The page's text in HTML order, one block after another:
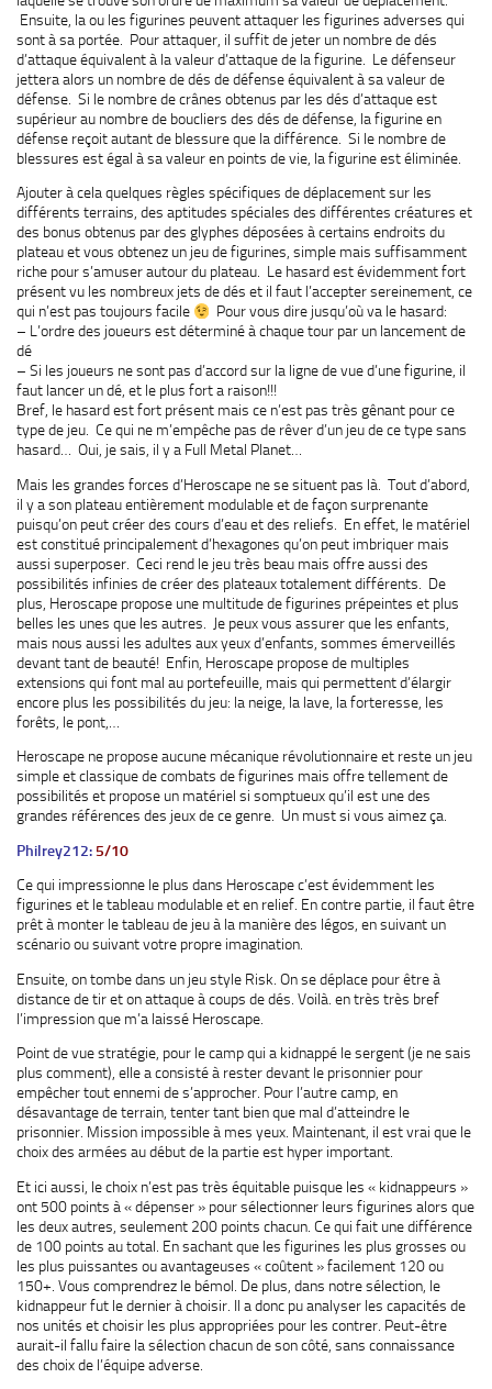
Ensuite, la ou les figurines peuvent attaquer les figurines adverses qui
sont à sa portée. Pour attaquer, il suffit de jeter un nombre de dés
d’attaque équivalent à la valeur d’attaque de la figurine. Le défenseur
jettera alors un nombre de dés de défense équivalent à sa valeur de
défense. Si le nombre de crânes obtenus par les dés d’attaque est
supérieur au nombre de boucliers des dés de défense, la figurine en
défense reçoit autant de blessure que la différence. Si le nombre de
blessures est égal à sa valeur en points de vie, la figurine est éliminée.
Ajouter à cela quelques règles spécifiques de déplacement sur les
différents terrains, des aptitudes spéciales des différentes créatures et
des bonus obtenus par des glyphes déposées à certains endroits du
plateau et vous obtenez un jeu de figurines, simple mais suffisamment
riche pour s’amuser autour du plateau. Le hasard est évidemment fort
présent vu les nombreux jets de dés et il faut l’accepter sereinement, ce
qui n’est pas toujours facile
Pour vous dire jusqu’où va le hasard:
– L’ordre des joueurs est déterminé à chaque tour par un lancement de
dé
– Si les joueurs ne sont pas d’accord sur la ligne de vue d’une figurine, il
faut lancer un dé, et le plus fort a raison!!!
Bref, le hasard est fort présent mais ce n’est pas très gênant pour ce
type de jeu. Ce qui ne m’empêche pas de rêver d’un jeu de ce type sans
hasard… Oui, je sais, il y a Full Metal Planet…
Mais les grandes forces d’Heroscape ne se situent pas là. Tout d’abord,
il y a son plateau entièrement modulable et de façon surprenante
puisqu’on peut créer des cours d’eau et des reliefs. En effet, le matériel
est constitué principalement d’hexagones qu’on peut imbriquer mais
aussi superposer. Ceci rend le jeu très beau mais offre aussi des
possibilités infinies de créer des plateaux totalement différents. De
plus, Heroscape propose une multitude de figurines prépeintes et plus
belles les unes que les autres. Je peux vous assurer que les enfants,
mais nous aussi les adultes aux yeux d’enfants, sommes émerveillés
devant tant de beauté! Enfin, Heroscape propose de multiples
extensions qui font mal au portefeuille, mais qui permettent d’élargir
encore plus les possibilités du jeu: la neige, la lave, la forteresse, les
forêts, le pont,…
Heroscape ne propose aucune mécanique révolutionnaire et reste un jeu
simple et classique de combats de figurines mais offre tellement de
possibilités et propose un matériel si somptueux qu’il est une des
grandes références des jeux de ce genre. Un must si vous aimez ça.
Philrey212: 5/10
Ce qui impressionne le plus dans Heroscape c’est évidemment les
figurines et le tableau modulable et en relief. En contre partie, il faut être
prêt à monter le tableau de jeu à la manière des légos, en suivant un
scénario ou suivant votre propre imagination.
Ensuite, on tombe dans un jeu style Risk. On se déplace pour être à
distance de tir et on attaque à coups de dés. Voilà. en très très bref
l’impression que m’a laissé Heroscape.
Point de vue stratégie, pour le camp qui a kidnappé le sergent (je ne sais
plus comment), elle a consisté à rester devant le prisonnier pour
empêcher tout ennemi de s’approcher. Pour l’autre camp, en
désavantage de terrain, tenter tant bien que mal d’atteindre le
prisonnier. Mission impossible à mes yeux. Maintenant, il est vrai que le
choix des armées au début de la partie est hyper important.
Et ici aussi, le choix n’est pas très équitable puisque les « kidnappeurs »
ont 500 points à « dépenser » pour sélectionner leurs figurines alors que
les deux autres, seulement 200 points chacun. Ce qui fait une différence
de 100 points au total. En sachant que les figurines les plus grosses ou
les plus puissantes ou avantageuses « coûtent » facilement 120 ou
150+. Vous comprendrez le bémol. De plus, dans notre sélection, le
kidnappeur fut le dernier à choisir. Il a donc pu analyser les capacités de
nos unités et choisir les plus appropriées pour les contrer. Peut-être
aurait-il fallu faire la sélection chacun de son côté, sans connaissance
des choix de l’équipe adverse.